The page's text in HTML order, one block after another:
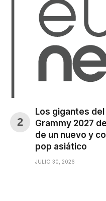
Los gigantes
Grammy 2027
de un nuevo y
pop asiático
JULIO 30, 2026